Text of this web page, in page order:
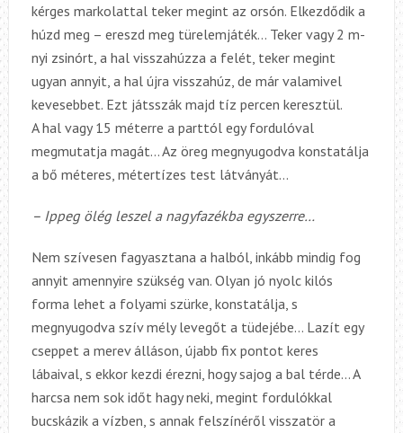
kérges markolattal teker megint az orsón. Elkezdődik a
húzd meg – ereszd meg türelemjáték… Teker vagy 2 m-
nyi zsinórt, a hal visszahúzza a felét, teker megint
ugyan annyit, a hal újra visszahúz, de már valamivel
kevesebbet. Ezt játsszák majd tíz percen keresztül.
A hal vagy 15 méterre a parttól egy fordulóval
megmutatja magát… Az öreg megnyugodva konstatálja
a bő méteres, métertízes test látványát…
– Ippeg ölég leszel a nagyfazékba egyszerre…
Nem szívesen fagyasztana a halból, inkább mindig fog
annyit amennyire szükség van. Olyan jó nyolc kilós
forma lehet a folyami szürke, konstatálja, s
megnyugodva szív mély levegőt a tüdejébe… Lazít egy
cseppet a merev álláson, újabb fix pontot keres
lábaival, s ekkor kezdi érezni, hogy sajog a bal térde… A
harcsa nem sok időt hagy neki, megint fordulókkal
bucskázik a vízben, s annak felszínéről visszatör a